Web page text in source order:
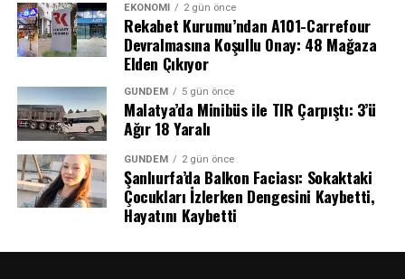
yerlerinin değiştirildiğini anlattı. Bir oto yıkama
işletmecisinin ifadesinde ise araç içerisinde yoğun bir
kötü koku olduğu ve arka koltuklarda kan izleri
görüldüğü belirtildi. Tüm bu deliller doğrultusunda
kimlikleri tespit edilen N.Y. (41) ve Y.D. (26), düzenlenen
operasyonla gözaltına alındı.
“Tasarlayarak Kasten Öldürme”
Tutuklaması
EKONOMI 2 gün önce
Rekabet Kurumu’ndan A101-Carrefour
Devralmasına Koşullu Onay: 48 Mağaza
Elden Çıkıyor
GÜNDEM 5 gün önce
Malatya’da Minibüs ile TIR Çarpıştı: 3’ü
Ağır 18 Yaralı
GÜNDEM 2 gün önce
Şanlıurfa’da Balkon Faciası: Sokaktaki
Çocukları İzlerken Dengesini Kaybetti,
Hayatını Kaybetti